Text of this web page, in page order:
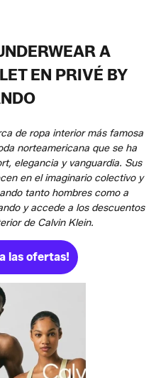
A
EN PRIVÉ BY
de ropa interior más famosa
norteamericana que se ha
elegancia y vanguardia. Sus
en el imaginario colectivo y
tanto hombres como a
y accede a los descuentos
de Calvin Klein.
las ofertas!